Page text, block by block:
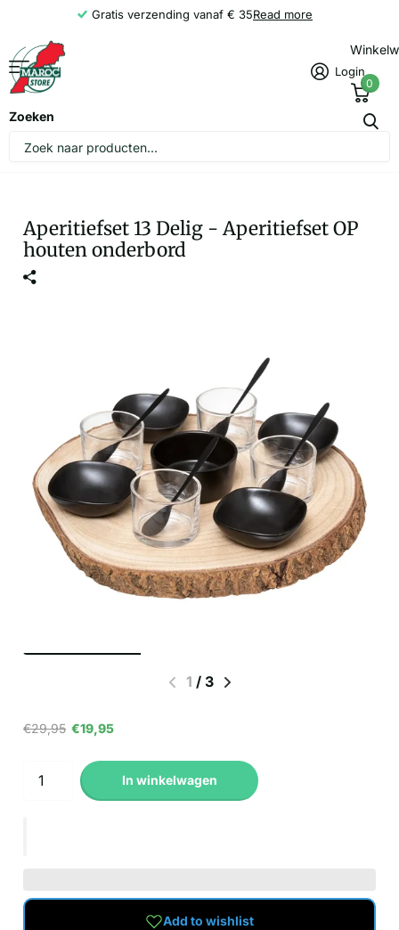
Gratis verzending vanaf € 35Read more
Zoeken
Login
0
Aperitiefset 13 Delig - Aperitiefset OP
houten onderbord
1 / 3
€29,95 €19,95
In winkelwagen
Add to wishlist